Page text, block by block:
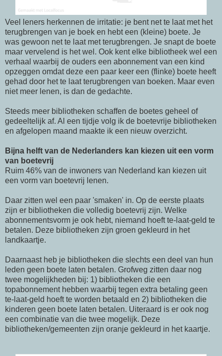
Veel leners herkennen de irritatie: je bent net te laat met het
terugbrengen van je boek en hebt een (kleine) boete. Je
was gewoon net te laat met terugbrengen. Je snapt de boete
maar vervelend is het wel. Ook kent elke bibliotheek wel een
verhaal waarbij de ouders een abonnement van een kind
opzeggen omdat deze een paar keer een (flinke) boete heeft
gehad door het te laat terugbrengen van boeken. Maar even
niet meer lenen, is dan de gedachte.
Steeds meer bibliotheken schaffen de boetes geheel of
gedeeltelijk af. Al een tijdje volg ik de boetevrije bibliotheken
en afgelopen maand maakte ik een nieuw overzicht.
Bijna helft van de Nederlanders kan kiezen uit een vorm
van boetevrij
Ruim 46% van de inwoners van Nederland kan kiezen uit
een vorm van boetevrij lenen.
Daar zitten wel een paar 'smaken' in. Op de eerste plaats
zijn er bibliotheken die volledig boetevrij zijn. Welke
abonnementsvorm je ook hebt, niemand hoeft te-laat-geld te
betalen. Deze bibliotheken zijn groen gekleurd in het
landkaartje.
Daarnaast heb je bibliotheken die slechts een deel van hun
leden geen boete laten betalen. Grofweg zitten daar nog
twee mogelijkheden bij: 1) bibliotheken die een
topabonnement hebben waarbij tegen extra betaling geen
te-laat-geld hoeft te worden betaald en 2) bibliotheken die
kinderen geen boete laten betalen. Uiteraard is er ook nog
een combinatie van die twee mogelijk. Deze
bibliotheken/gemeenten zijn oranje gekleurd in het kaartje.